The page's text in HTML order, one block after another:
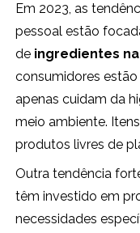
Em 2023, as
pessoal estão
de ingredientes
consumidores
apenas cuidam da
meio ambiente.
produtos livres de
Outra tendência
têm investido em
necessidades